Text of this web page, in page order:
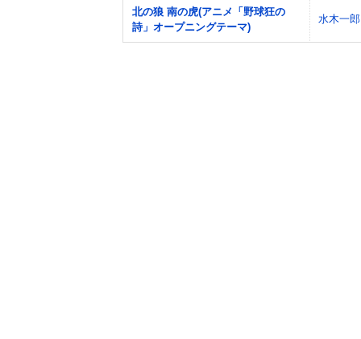
北の狼 南の虎(アニメ「野球狂の
詩」オープニングテーマ)
水木一郎